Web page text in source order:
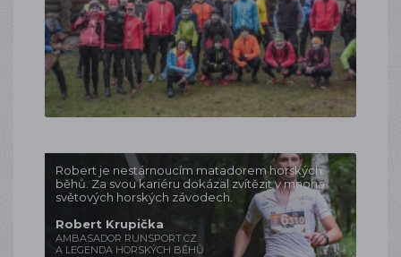
Robert je nestárnoucím matadorem horských
běhů. Za svou kariéru dokázal zvítězit v mnoha
světových horských závodech.
Robert Krupička
AMBASADOR RUNSPORT.CZ
A LEGENDA HORSKÝCH BĚHŮ